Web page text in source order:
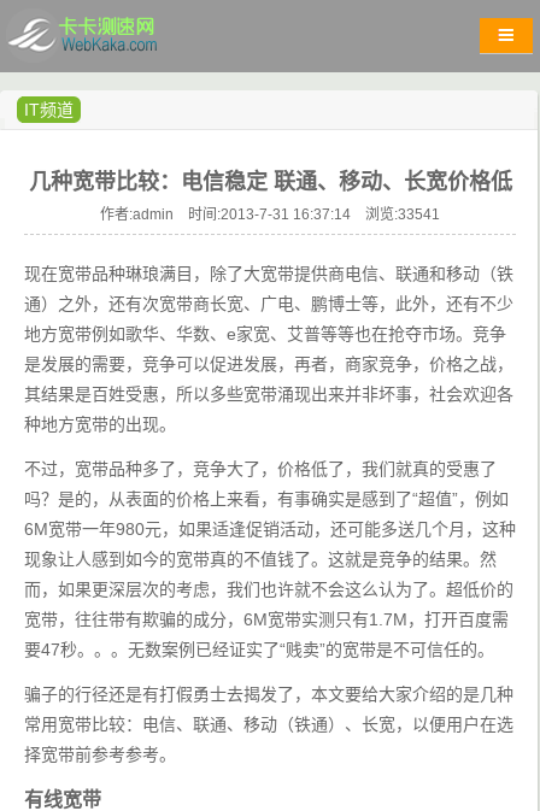
IT频道
几种宽带比较：电信稳定 联通、移动、长宽价格低
作者:admin 时间:2013-7-31 16:37:14 浏览:33541
现在宽带品种琳琅满目，除了大宽带提供商电信、联通和移动（铁
通）之外，还有次宽带商长宽、广电、鹏博士等，此外，还有不少
地方宽带例如歌华、华数、e家宽、艾普等等也在抢夺市场。竞争
是发展的需要，竞争可以促进发展，再者，商家竞争，价格之战，
其结果是百姓受惠，所以多些宽带涌现出来并非坏事，社会欢迎各
种地方宽带的出现。
不过，宽带品种多了，竞争大了，价格低了，我们就真的受惠了
吗？是的，从表面的价格上来看，有事确实是感到了“超值”，例如
6M宽带一年980元，如果适逢促销活动，还可能多送几个月，这种
现象让人感到如今的宽带真的不值钱了。这就是竞争的结果。然
而，如果更深层次的考虑，我们也许就不会这么认为了。超低价的
宽带，往往带有欺骗的成分，6M宽带实测只有1.7M，打开百度需
要47秒。。。无数案例已经证实了“贱卖”的宽带是不可信任的。
骗子的行径还是有打假勇士去揭发了，本文要给大家介绍的是几种
常用宽带比较：电信、联通、移动（铁通）、长宽，以便用户在选
择宽带前参考参考。
有线宽带